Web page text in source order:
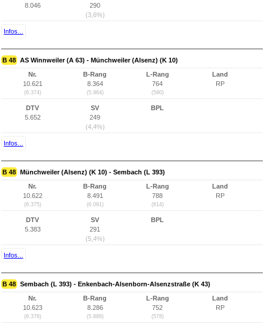
8.046
290
(3,6%)
Infos...
B 48 AS Winnweiler (A 63) - Münchweiler (Alsenz) (K 10)
Nr.
10.621
(6.374)
B-Rang
8.364
(5.964)
L-Rang
764
(590)
Land
RP
DTV
5.652
SV
249
(4,4%)
BPL
Infos...
B 48 Münchweiler (Alsenz) (K 10) - Sembach (L 393)
Nr.
10.622
(6.375)
B-Rang
8.491
(6.091)
L-Rang
788
(614)
Land
RP
DTV
5.383
SV
291
(5,4%)
BPL
Infos...
B 48 Sembach (L 393) - Enkenbach-Alsenborn-Alsenzstraße (K 43)
Nr.
10.623
(6.376)
B-Rang
8.286
(5.886)
L-Rang
752
(578)
Land
RP